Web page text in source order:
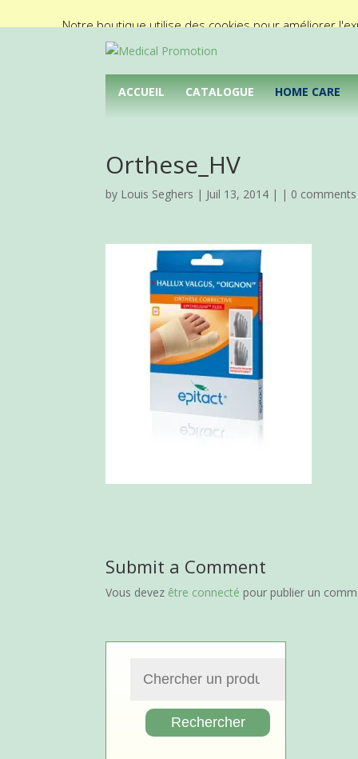
ACCUEIL CATALOGUE HOME CARE
Orthese_HV
by Louis Seghers | Juil 13, 2014 | | 0 comments
Submit a Comment
Vous devez être connecté pour publier un
Notre boutique utilise des cookies pour améliorer